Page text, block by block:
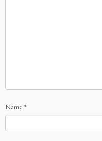
Name*